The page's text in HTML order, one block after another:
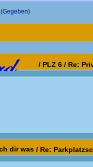
/ PLZ 6 / Re:
dir was / Re: